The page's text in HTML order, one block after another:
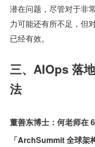
潜在问题，尽管对于非
力可能还有所不足，但
已经有效。
三、AIOps 落
法
董善东博士：何老师在
「ArchSummit 全球架